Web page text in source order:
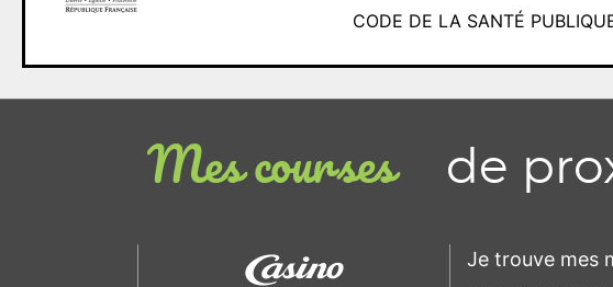
CODE DE LA SANTÉ
Mes courses de
Je trouve mes